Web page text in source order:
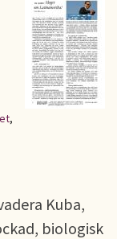
,
Kuba,
biologisk